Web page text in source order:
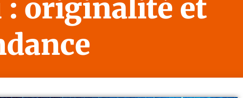
: originalité et